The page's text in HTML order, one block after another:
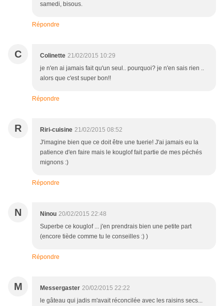
samedi, bisous.
Répondre
C Colinette 21/02/2015 10:29
je n'en ai jamais fait qu'un seul.. pourquoi? je n'en sais rien ..
alors que c'est super bon!!
Répondre
R Riri-cuisine 21/02/2015 08:52
J'imagine bien que ce doit être une tuerie! J'ai jamais eu la
patience d'en faire mais le kouglof fait partie de mes péchés
mignons :)
Répondre
N Ninou 20/02/2015 22:48
Superbe ce kouglof ... j'en prendrais bien une petite part
(encore tiède comme tu le conseilles :) )
Répondre
M Messergaster 20/02/2015 22:22
le gâteau qui jadis m'avait réconcilée avec les raisins secs...